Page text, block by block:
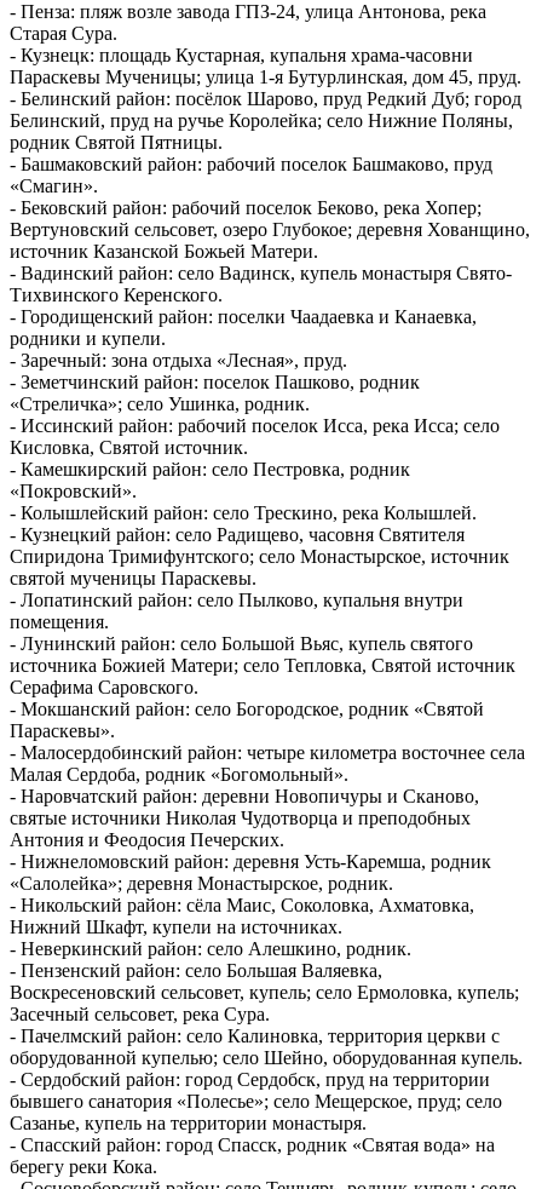
- Пенза: пляж возле завода ГПЗ-24, улица Антонова, река
Старая Сура.
- Кузнецк: площадь Кустарная, купальня храма-часовни
Параскевы Мученицы; улица 1-я Бутурлинская, дом 45, пруд.
- Белинский район: посёлок Шарово, пруд Редкий Дуб; город
Белинский, пруд на ручье Королейка; село Нижние Поляны,
родник Святой Пятницы.
- Башмаковский район: рабочий поселок Башмаково, пруд
«Смагин».
- Бековский район: рабочий поселок Беково, река Хопер;
Вертуновский сельсовет, озеро Глубокое; деревня Хованщино,
источник Казанской Божьей Матери.
- Вадинский район: село Вадинск, купель монастыря Свято-
Тихвинского Керенского.
- Городищенский район: поселки Чаадаевка и Канаевка,
родники и купели.
- Заречный: зона отдыха «Лесная», пруд.
- Земетчинский район: поселок Пашково, родник
«Стреличка»; село Ушинка, родник.
- Иссинский район: рабочий поселок Исса, река Исса; село
Кисловка, Святой источник.
- Камешкирский район: село Пестровка, родник
«Покровский».
- Колышлейский район: село Трескино, река Колышлей.
- Кузнецкий район: село Радищево, часовня Святителя
Спиридона Тримифунтского; село Монастырское, источник
святой мученицы Параскевы.
- Лопатинский район: село Пылково, купальня внутри
помещения.
- Лунинский район: село Большой Вьяс, купель святого
источника Божией Матери; село Тепловка, Святой источник
Серафима Саровского.
- Мокшанский район: село Богородское, родник «Святой
Параскевы».
- Малосердобинский район: четыре километра восточнее села
Малая Сердоба, родник «Богомольный».
- Наровчатский район: деревни Новопичуры и Сканово,
святые источники Николая Чудотворца и преподобных
Антония и Феодосия Печерских.
- Нижнеломовский район: деревня Усть-Каремша, родник
«Салолейка»; деревня Монастырское, родник.
- Никольский район: сёла Маис, Соколовка, Ахматовка,
Нижний Шкафт, купели на источниках.
- Неверкинский район: село Алешкино, родник.
- Пензенский район: село Большая Валяевка,
Воскресеновский сельсовет, купель; село Ермоловка, купель;
Засечный сельсовет, река Сура.
- Пачелмский район: село Калиновка, территория церкви с
оборудованной купелью; село Шейно, оборудованная купель.
- Сердобский район: город Сердобск, пруд на территории
бывшего санатория «Полесье»; село Мещерское, пруд; село
Сазанье, купель на территории монастыря.
- Спасский район: город Спасск, родник «Святая вода» на
берегу реки Кока.